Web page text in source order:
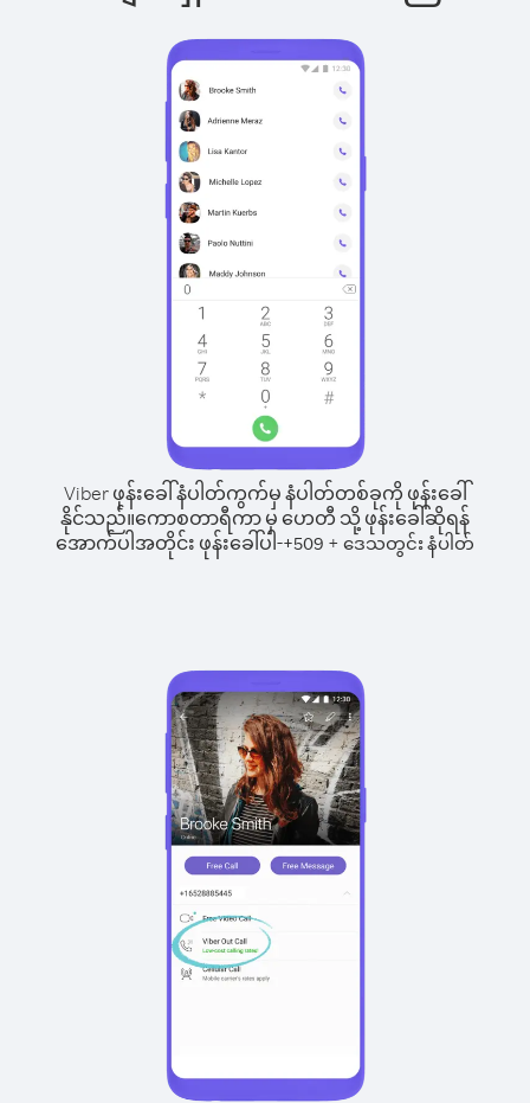
Viber ဖုန်းခေါ်နံပါတ်ကွက်မှ နံပါတ်တစ်ခုကို ဖုန်းခေါ်
နိုင်သည်။ကောစတာရီကာ မှ ဟေတီ သို့ ဖုန်းခေါ်ဆိုရန်
အောက်ပါအတိုင်း ဖုန်းခေါ်ပါ-+509 + ဒေသတွင်း နံပါတ်